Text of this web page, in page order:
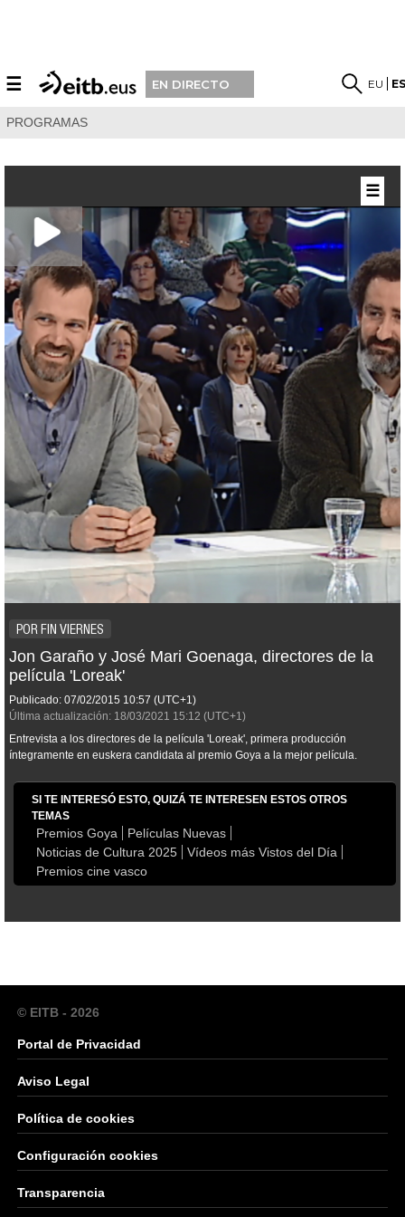
☰ EN DIRECTO EU
PROGRAMAS
POR FIN VIERNES
Jon Garaño y José Mari Goenaga, directores de la
película 'Loreak'
Publicado: 07/02/2015 10:57 (UTC+1)
Última actualización: 18/03/2021 15:12 (UTC+1)
Entrevista a los directores de la película 'Loreak', primera producción
íntegramente en euskera candidata al premio Goya a la mejor película.
SI TE INTERESÓ ESTO, QUIZÁ TE INTERESEN ESTOS OTROS
TEMAS
Premios Goya
Películas Nuevas
Noticias de Cultura 2025
Vídeos más Vistos del Día
Premios cine vasco
☰
© EITB - 2026
Portal de Privacidad
Aviso Legal
Política de cookies
Configuración cookies
Transparencia